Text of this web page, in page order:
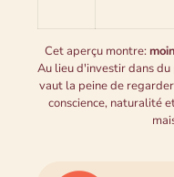
Cet aperçu montre:
Au lieu d'investir dans
vaut la peine de
conscience, naturalité